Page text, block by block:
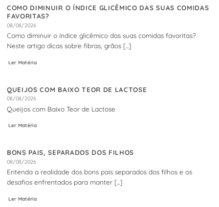
COMO DIMINUIR O ÍNDICE GLICÊMICO DAS SUAS COMIDAS
FAVORITAS?
08/08/2026
Como diminuir o índice glicêmico das suas comidas favoritas?
Neste artigo dicas sobre fibras, grãos [...]
Ler Matéria
QUEIJOS COM BAIXO TEOR DE LACTOSE
08/08/2026
Queijos com Baixo Teor de Lactose
Ler Matéria
BONS PAIS, SEPARADOS DOS FILHOS
08/08/2026
Entenda a realidade dos bons pais separados dos filhos e os
desafios enfrentados para manter [...]
Ler Matéria